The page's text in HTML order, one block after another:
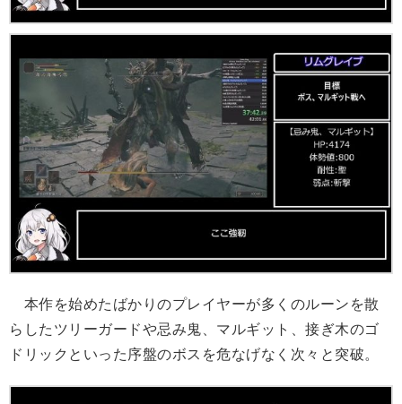
本作を始めたばかりのプレイヤーが多くのルーンを散
らしたツリーガードや忌み鬼、マルギット、接ぎ木のゴ
ドリックといった序盤のボスを危なげなく次々と突破。